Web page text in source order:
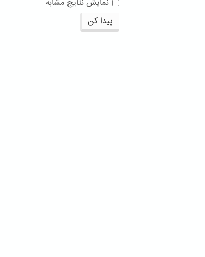
نمایش نتایج مشابه
پیدا کن